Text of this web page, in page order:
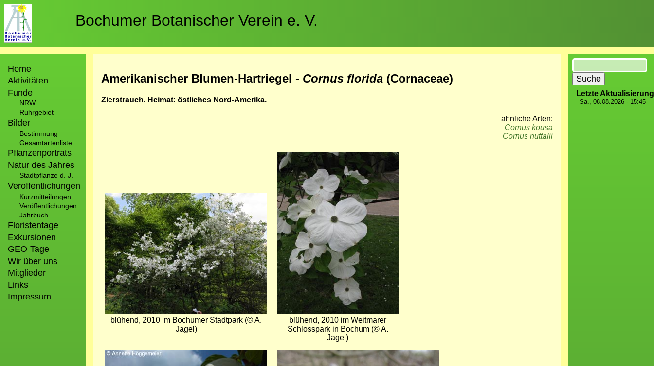
Direkt
zum
Inhalt
Bochumer Botanischer Verein e. V.
Home
Aktivitäten
Funde
NRW
Ruhrgebiet
Bilder
Bestimmung
Gesamtartenliste
Pflanzenporträts
Natur des Jahres
Stadtpflanze d. J.
Veröffentlichungen
Kurzmitteilungen
Veröffentlichungen
Jahrbuch
Floristentage
Exkursionen
GEO-Tage
Wir über uns
Mitglieder
Links
Impressum
Amerikanischer Blumen-Hartriegel - Cornus florida (Cornaceae)
Zierstrauch. Heimat: östliches Nord-Amerika.
ähnliche Arten:
Cornus kousa
Cornus nuttalii
Bild
blühend, 2010 im Bochumer Stadtpark (© A.
Jagel)
Bild
blühend, 2010 im Weitmarer
Schlosspark in Bochum (© A.
Jagel)
Bild
Bild
Suche
Letzte Aktualisierung
Sa., 08.08.2026 - 15:45